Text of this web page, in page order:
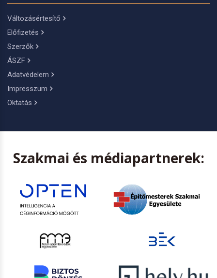
Változásértesítő
Előfizetés
Szerzők
ÁSZF
Adatvédelem
Impresszum
Oktatás
Szakmai és médiapartnerek: